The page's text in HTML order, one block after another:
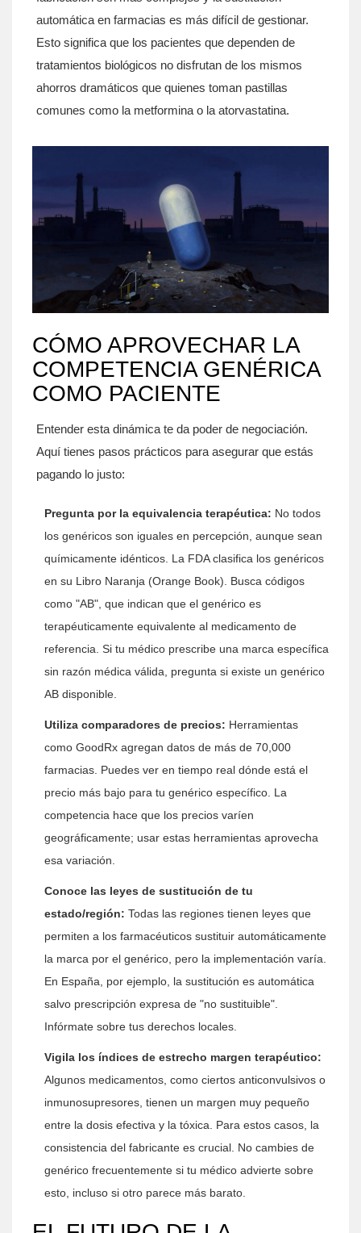
automática en farmacias es más difícil de gestionar.
Esto significa que los pacientes que dependen de
tratamientos biológicos no disfrutan de los mismos
ahorros dramáticos que quienes toman pastillas
comunes como la metformina o la atorvastatina.
CÓMO APROVECHAR LA
COMPETENCIA GENÉRICA
COMO PACIENTE
Entender esta dinámica te da poder de negociación.
Aquí tienes pasos prácticos para asegurar que estás
pagando lo justo:
Pregunta por la equivalencia terapéutica: No todos
los genéricos son iguales en percepción, aunque sean
químicamente idénticos. La FDA clasifica los genéricos
en su Libro Naranja (Orange Book). Busca códigos
como "AB", que indican que el genérico es
terapéuticamente equivalente al medicamento de
referencia. Si tu médico prescribe una marca específica
sin razón médica válida, pregunta si existe un genérico
AB disponible.
Utiliza comparadores de precios: Herramientas
como GoodRx agregan datos de más de 70,000
farmacias. Puedes ver en tiempo real dónde está el
precio más bajo para tu genérico específico. La
competencia hace que los precios varíen
geográficamente; usar estas herramientas aprovecha
esa variación.
Conoce las leyes de sustitución de tu
estado/región: Todas las regiones tienen leyes que
permiten a los farmacéuticos sustituir automáticamente
la marca por el genérico, pero la implementación varía.
En España, por ejemplo, la sustitución es automática
salvo prescripción expresa de "no sustituible".
Infórmate sobre tus derechos locales.
Vigila los índices de estrecho margen terapéutico:
Algunos medicamentos, como ciertos anticonvulsivos o
inmunosupresores, tienen un margen muy pequeño
entre la dosis efectiva y la tóxica. Para estos casos, la
consistencia del fabricante es crucial. No cambies de
genérico frecuentemente si tu médico advierte sobre
esto, incluso si otro parece más barato.